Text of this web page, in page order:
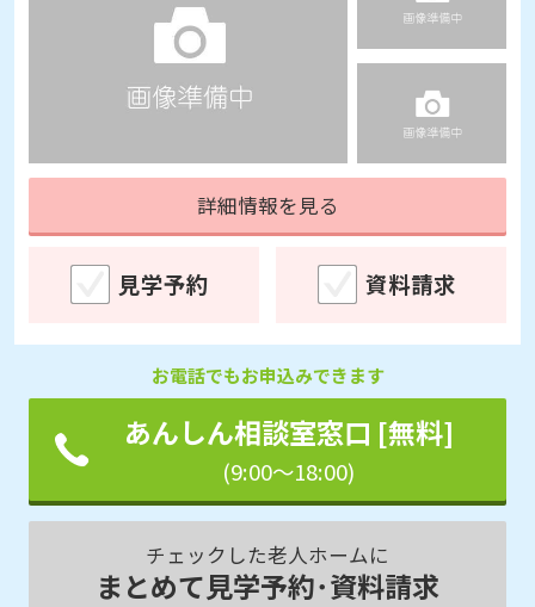
詳細情報を見る
見学予約 資料請求
お電話でもお申込みできます
あんしん相談室窓口 [無料]
(9:00～18:00)
チェックした老人ホームに
まとめて見学予約･資料請求